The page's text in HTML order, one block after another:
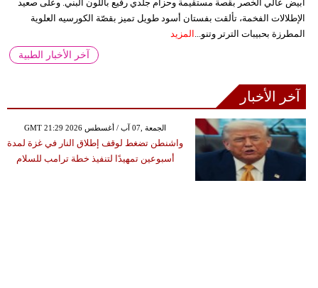
أبيض عالي الخصر بقصة مستقيمة وحزام جلدي رفيع باللون البني. وعلى صعيد
الإطلالات الفخمة، تألقت بفستان أسود طويل تميز بقصّة الكورسيه العلوية
المطرزة بحبيبات الترتر وتنو...
المزيد
آخر الأخبار الطبية
آخر الأخبار
GMT 21:29 2026 الجمعة ,07 آب / أغسطس
واشنطن تضغط لوقف إطلاق النار في غزة لمدة
أسبوعين تمهيدًا لتنفيذ خطة ترامب للسلام